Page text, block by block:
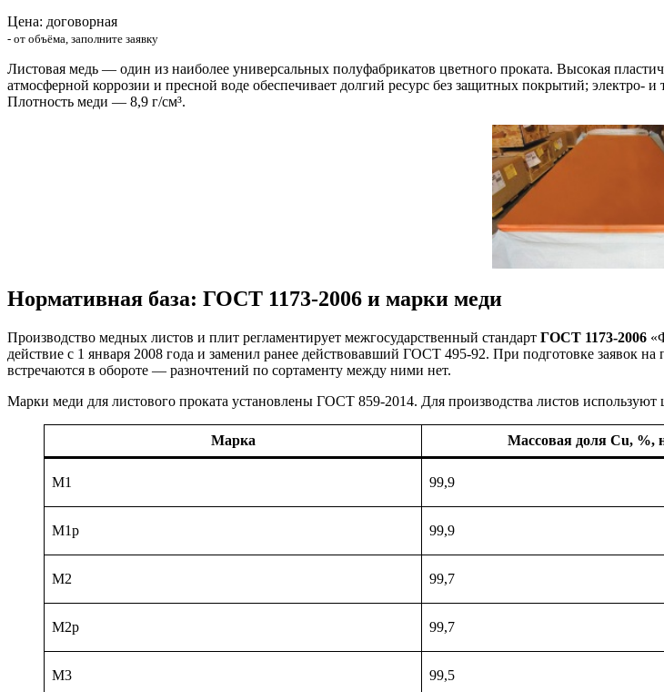
Цена: договорная
- от объёма, заполните заявку
Листовая медь — один из наиболее универсальных полуфабрикатов цветного проката. Высокая
атмосферной коррозии и пресной воде обеспечивает долгий ресурс без защитных покрытий; электро-
Плотность меди — 8,9 г/см³.
Нормативная база: ГОСТ 1173-2006 и марки меди
Производство медных листов и плит регламентирует межгосударственный стандарт ГОСТ 1173-2006
действие с 1 января 2008 года и заменил ранее действовавший ГОСТ 495-92. При подготовке заявок
встречаются в обороте — разночтений по сортаменту между ними нет.
Марки меди для листового проката установлены ГОСТ 859-2014. Для производства листов
Марка Массовая доля Cu, %,
М1 99,9
М1р 99,9
М2 99,7
М2р 99,7
М3 99,5